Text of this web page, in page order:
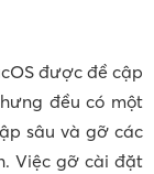
được đề cập
đều có một
sâu và gỡ các
Việc gỡ cài đặt